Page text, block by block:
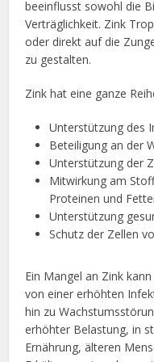
beeinflusst sowohl die
Verträglichkeit. Zink
oder direkt auf die
zu gestalten.
Zink hat eine ganze
Unterstützung des
Beteiligung an der
Unterstützung der
Mitwirkung am
Proteinen und
Unterstützung
Schutz der Zellen
Ein Mangel an Zink
von einer erhöhten
hin zu
erhöhter Belastung, in
Ernährung, älteren